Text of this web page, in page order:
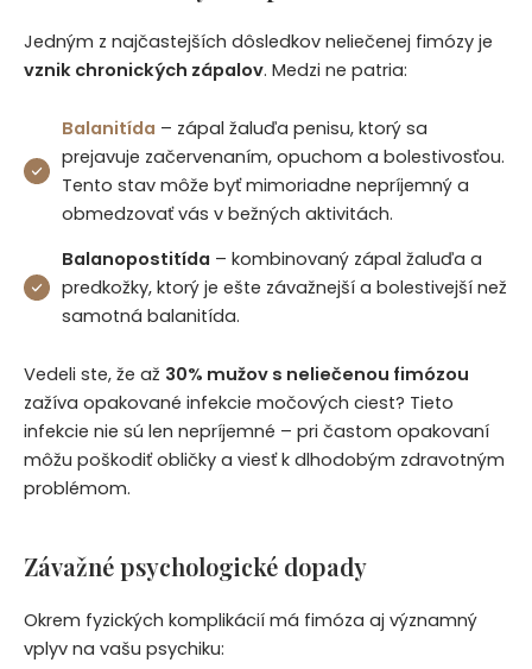
Jedným z najčastejších dôsledkov neliečenej fimózy je
vznik chronických zápalov. Medzi ne patria:
Balanitída – zápal žaluďa penisu, ktorý sa
prejavuje začervenaním, opuchom a bolestivosťou.
Tento stav môže byť mimoriadne nepríjemný a
obmedzovať vás v bežných aktivitách.
Balanopostitída – kombinovaný zápal žaluďa a
predkožky, ktorý je ešte závažnejší a bolestivejší než
samotná balanitída.
Vedeli ste, že až 30% mužov s neliečenou fimózou
zažíva opakované infekcie močových ciest? Tieto
infekcie nie sú len nepríjemné – pri častom opakovaní
môžu poškodiť obličky a viesť k dlhodobým zdravotným
problémom.
Závažné psychologické dopady
Okrem fyzických komplikácií má fimóza aj významný
vplyv na vašu psychiku: